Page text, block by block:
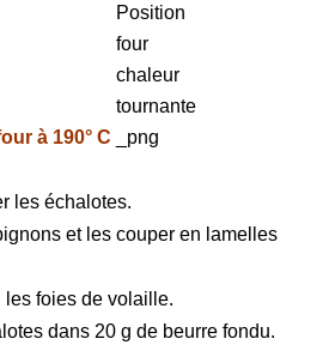
à 190° C
les échalotes.
et les couper en lamelles
les foies de volaille.
dans 20 g de beurre fondu.